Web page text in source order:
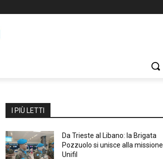
I PIÙ LETTI
Da Trieste al Libano: la Brigata
Pozzuolo si unisce alla missione
Unifil